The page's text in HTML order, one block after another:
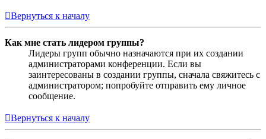
Вернуться к началу
Как мне стать лидером группы?
Лидеры групп обычно назначаются при их создании
администраторами конференции. Если вы
заинтересованы в создании группы, сначала свяжитесь с
администратором; попробуйте отправить ему личное
сообщение.
Вернуться к началу